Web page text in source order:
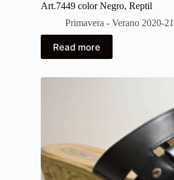
Art.7449 color Negro, Reptil
Primavera - Verano 2020-21
Read more